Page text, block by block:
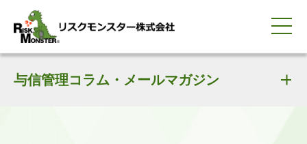
サービス紹介
選ばれる理由
知る・学ぶ
導入事例
企業情報
採用情報
IR情報
お問い合わせ
0120-259-440
平日9:00-18:00(土日祝除く)
与信管理コラム・メールマガジン